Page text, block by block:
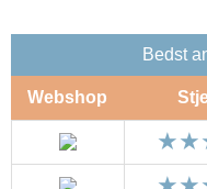
Bedst
Webshop